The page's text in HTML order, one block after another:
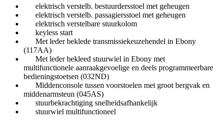
elektrisch verstelb. bestuurdersstoel met geheugen
elektrisch verstelb. passagiersstoel met geheugen
elektrisch verstelbare stuurkolom
keyless start
Met leder beklede transmissiekeuzehendel in Ebony
(117AA)
Met leder bekleed stuurwiel in Ebony met
multifunctionele aanraakgevoelige en deels programmeerbare
bedieningstoetsen (032ND)
Middenconsole tussen voorstoelen met groot bergvak en
middenarmsteun (045AS)
stuurbekrachtiging snelheidsafhankelijk
stuurwiel multifunctioneel